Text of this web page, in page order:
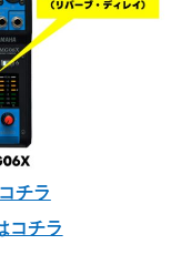
チラ
コチラ